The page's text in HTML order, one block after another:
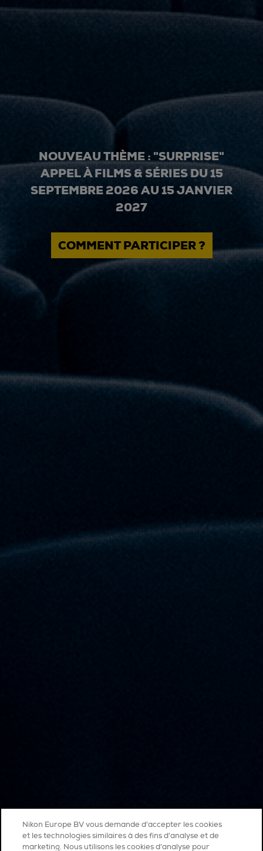
NOUVEAU THÈME : "SURPRISE"
APPEL À FILMS & SÉRIES DU 15
SEPTEMBRE 2026 AU 15 JANVIER
2027
COMMENT PARTICIPER ?
Nikon Europe BV vous demande d'accepter les cookies
et les technologies similaires à des fins d'analyse et de
marketing. Nous utilisons les cookies d’analyse pour